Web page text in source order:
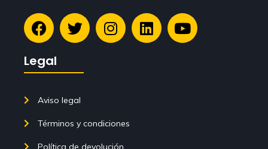
Legal
Aviso legal
Términos y condiciones
Política de devolución